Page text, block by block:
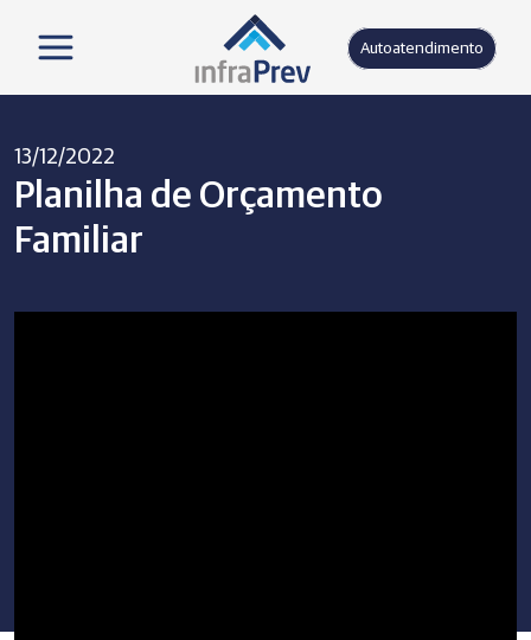
Autoatendimento
13/12/2022
Planilha de Orçamento
Familiar